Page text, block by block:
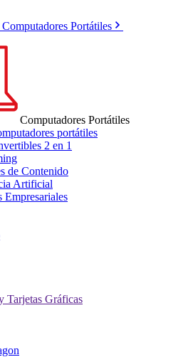
Computadores Portátiles
Computadores Portátiles
portátiles
2 en 1
de Contenido
Artificial
Empresariales
Tarjetas Gráficas